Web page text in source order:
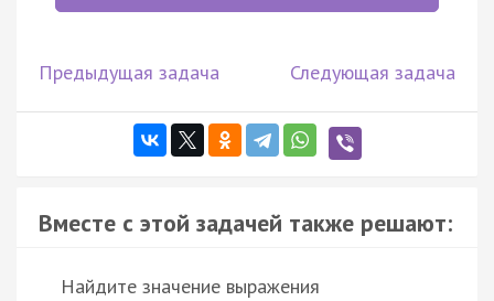
Предыдущая задача Следующая задача
Вместе с этой задачей также решают:
Найдите значение выражения